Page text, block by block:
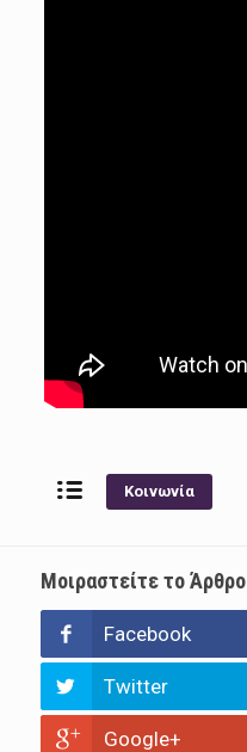
Κοινωνία
Μοιραστείτε το Άρθρο
Facebook
Twitter
Google+